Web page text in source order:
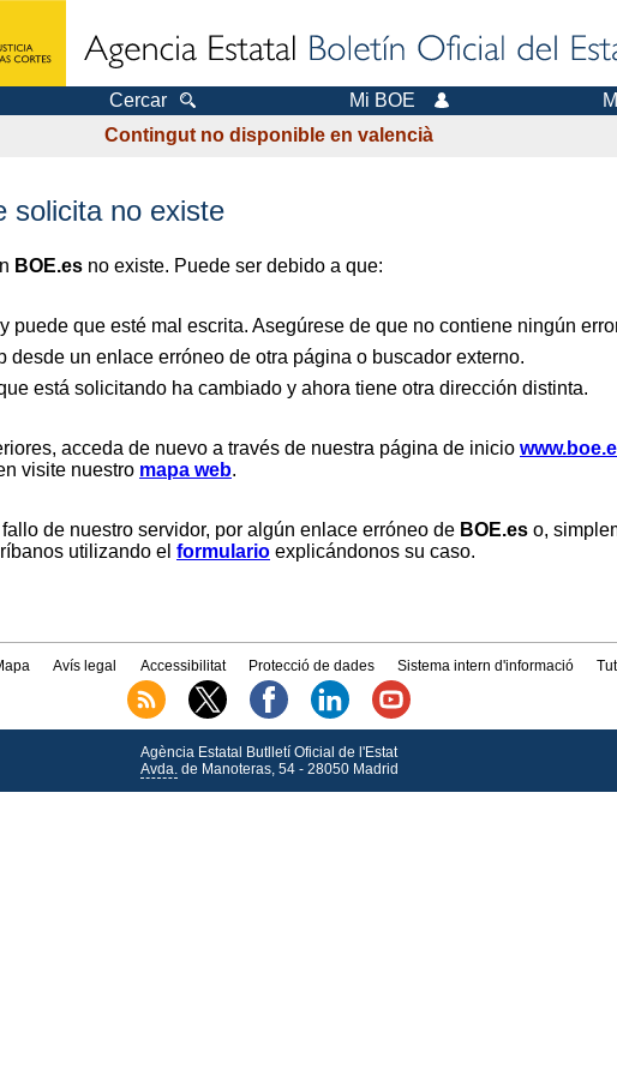
Cercar Mi BOE
Contingut no disponible en valencià
solicita no existe
BOE.es no existe. Puede ser debido a que:
puede que esté mal escrita. Asegúrese de que no contiene ningún
desde un enlace erróneo de otra página o buscador externo.
está solicitando ha cambiado y ahora tiene otra dirección distinta.
acceda de nuevo a través de nuestra página de inicio
visite nuestro mapa web.
de nuestro servidor, por algún enlace erróneo de BOE.es o,
utilizando el formulario explicándonos su caso.
Avís legal Accessibilitat Protecció de dades Sistema intern d'informació
Agència Estatal Butlletí Oficial de l'Estat
Avda.de Manoteras, 54 - 28050 Madrid